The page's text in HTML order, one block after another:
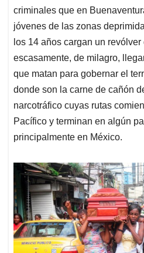
criminales que en
jóvenes de las zonas
los 14 años cargan un
escasamente, de milagro,
que matan para gobernar el
donde son la carne de cañón
narcotráfico cuyas rutas
Pacífico y terminan en algún
principalmente en México.